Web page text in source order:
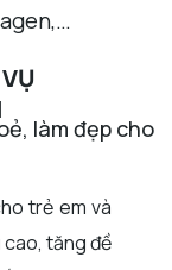
làm đẹp cho
trẻ em và
cao, tăng đề